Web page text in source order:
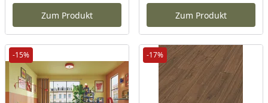
Zum Produkt Zum Produkt
-15% -17%